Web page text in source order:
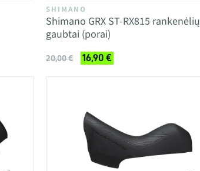
SHIMANO
Shimano GRX ST-RX815 rankenėlių
gaubtai (porai)
20,00 € 16,90 €